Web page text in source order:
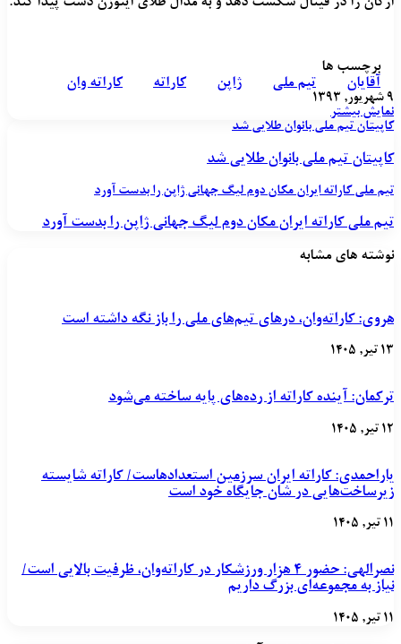
برچسب ها
آقايان
تيم ملی ژاپن کاراته کاراته وان
۹ شهریور, ۱۳۹۳
نمایش بیشتر
کاپيتان تيم ملي بانوان طلايي شد
کاپيتان تيم ملي بانوان طلايي شد
تيم ملي کاراته ايران مکان دوم ليگ جهاني ژاپن را بدست آورد
تيم ملي کاراته ايران مکان دوم ليگ جهاني ژاپن را بدست آورد
نوشته های مشابه
هروی: کاراته‌وان، درهای تیم‌های ملی را باز نگه داشته است
۱۳ تیر, ۱۴۰۵
ترکمان: آینده کاراته از رده‌های پایه ساخته می‌شود
۱۲ تیر, ۱۴۰۵
یاراحمدی: کاراته ایران سرزمین استعدادهاست/ کاراته شایسته
زیرساخت‌هایی در شان جایگاه خود است
۱۱ تیر, ۱۴۰۵
نصرالهی: حضور ۴ هزار ورزشکار در کاراته‌وان، ظرفیت بالایی است/
نیاز به مجموعه‌ای بزرگ داریم
۱۱ تیر, ۱۴۰۵